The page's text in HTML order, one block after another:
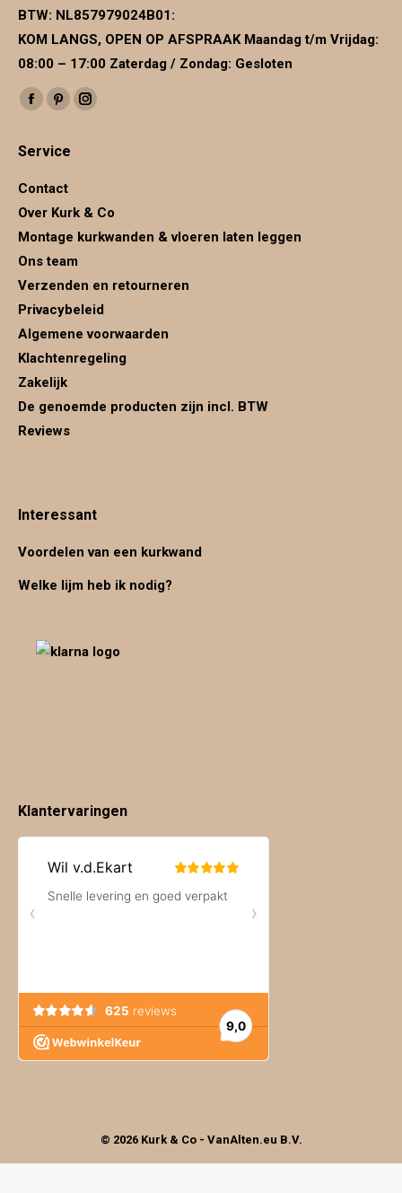
BTW: NL857979024B01 :
KOM LANGS, OPEN OP AFSPRAAK Maandag t/m Vrijdag:
08:00 – 17:00 Zaterdag / Zondag: Gesloten
Vind ons op:
Facebook
opens
Pinterest
opens
Instagram
Service
Contact
Over Kurk & Co
Montage kurkwanden & vloeren laten leggen
Ons team
Verzenden en retourneren
Privacybeleid
Algemene voorwaarden
Klachtenregeling
Zakelijk
De genoemde producten zijn incl. BTW
Reviews
Interessant
Voordelen van een kurkwand
Welke lijm heb ik nodig?
Klantervaringen
© 2026 Kurk & Co - VanAlten.eu B.V.